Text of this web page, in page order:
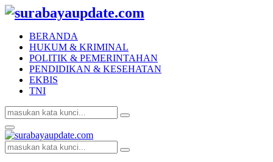
BERANDA
HUKUM & KRIMINAL
POLITIK & PEMERINTAHAN
PENDIDIKAN & KESEHATAN
EKBIS
TNI
Search
for:
Search
Facebook
Twitter
Youtube
Primary
Menu
Search
for:
Search